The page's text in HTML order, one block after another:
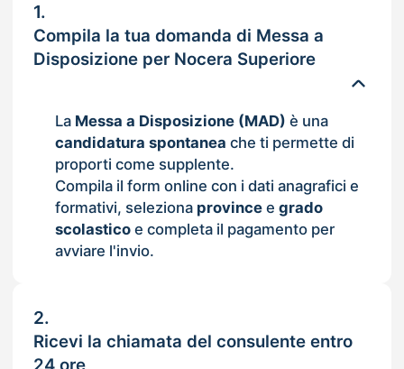
1.
Compila la tua domanda di Messa a
Disposizione per Nocera Superiore
La Messa a Disposizione (MAD) è una
candidatura spontanea che ti permette di
proporti come supplente.
Compila il form online con i dati anagrafici e
formativi, seleziona provincee grado
scolasticoe completa il pagamento per
avviare l'invio.
2.
Ricevi la chiamata del consulente entro